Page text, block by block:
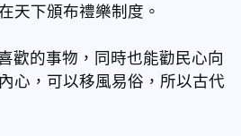
天下頒布禮樂制度。
的事物，同時也能勸民心向
心，可以移風易俗，所以古代